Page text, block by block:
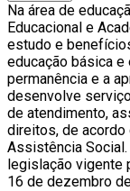
Na área de
Educacional e
estudo e
educação básica e
permanência e a
desenvolve
de atendimento,
direitos, de acordo
Assistência Social.
legislação vigente
16 de dezembro